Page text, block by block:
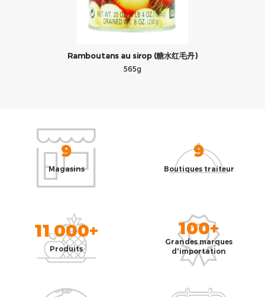
Ramboutans au sirop (糖水红毛丹)
565g
9
Magasins
9
Boutiques traiteur
11 000+
Produits
100+
Grandes marques
d'importation